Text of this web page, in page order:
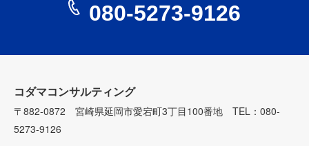
080-5273-9126
コダマコンサルティング
〒882-0872 宮崎県延岡市愛宕町3丁目100番地 TEL：080-
5273-9126